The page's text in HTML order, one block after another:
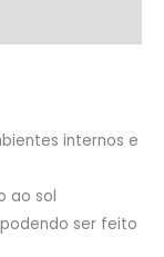
internos e
ao sol
ser feito